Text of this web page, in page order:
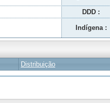
DDD :
Indígena :
Distribuição